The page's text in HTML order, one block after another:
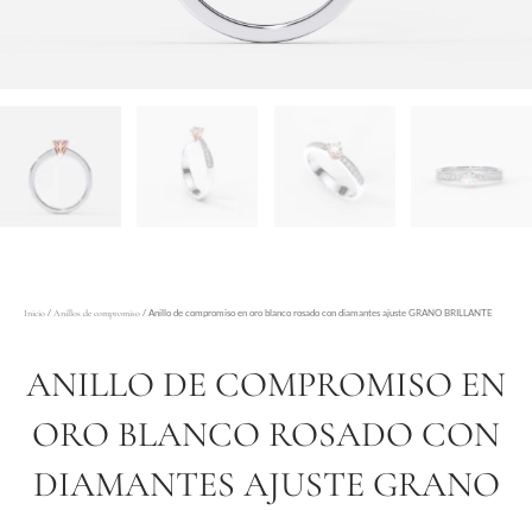
Inicio / Anillos de compromiso / Anillo de compromiso en oro blanco rosado con diamantes ajuste GRANO BRILLANTE
ANILLO DE COMPROMISO EN
ORO BLANCO ROSADO CON
DIAMANTES AJUSTE GRANO